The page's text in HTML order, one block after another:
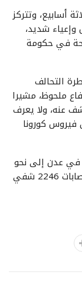
وتتركز
شديد،
في حكومة
التحالف
ملحوظ، مشيرا
عنه، ولا يعرف
فيروس كورونا
في عدن إلى نحو
208 حالات من المصابين، في حين بلغ عدد الاصابات 2246 شفي